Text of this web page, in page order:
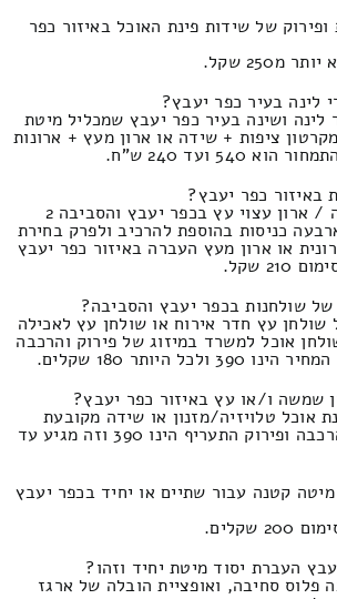
של שידות פינת האוכל באיזור כפר
לינה בעיר כפר יעבץ?
ושינה בעיר כפר יעבץ שמכליל מיטת
ציפות + שידה או ארון מעץ + ארונות
ועד 240 ש"ח.
באיזור כפר יעבץ?
המחיר להעברת שידה / ארון עצוי עץ בכפר יעבץ והסביבה 2
כניסות בהוספת להרכיב ולפרק בחירת
או ארון מעץ העברה באיזור כפר יעבץ
שולחנות בכפר יעבץ והסביבה?
שולחן עץ חדר אירוח או שולחן עץ לאכילה
אוכל למשרד במיזוג של פירוק והרכבה
היותר 180 שקלים.
שמשה ו/או עץ באיזור כפר יעבץ?
אוכל טלויזיה/מזנון או שידה מקובעת
מגבס בתמזוגת של הרכבה ופירוק התעריף הינו 390 וזה מגיע עד
קטנה עבור שתיים או יחיד בכפר יעבץ
העברת יסוד מיטת יחיד וזהו?
פלוס סחיבה, ואופציית הובלה של ארגז